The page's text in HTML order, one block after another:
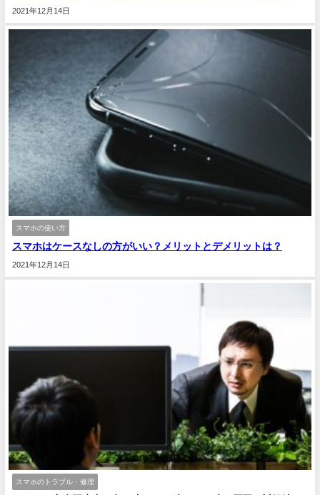
2021年12月14日
スマホの使い方
スマホはケースなしの方がいい？メリットとデメリットは？
2021年12月14日
スマホのトラブル・修理